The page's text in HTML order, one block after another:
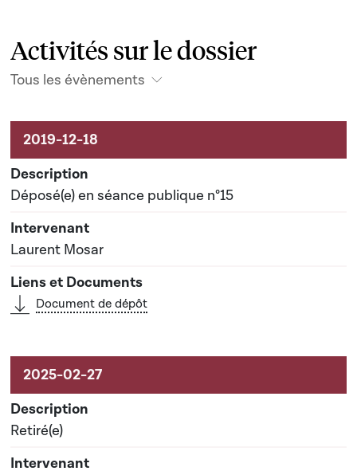
Activités sur le dossier
Tous les évènements
Activités sur le dossier
Déposé(e) en séance publique n°15
Laurent Mosar
Document de dépôt
Retiré(e)